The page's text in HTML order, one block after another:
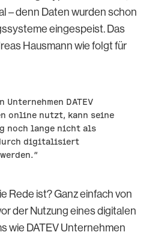
– denn Daten wurden schon
eingespeist. Das
Hausmann wie folgt für
Unternehmen DATEV
online nutzt, kann seine
noch lange nicht als
digitalisiert
Rede ist? Ganz einfach von
der Nutzung eines digitalen
wie DATEV Unternehmen